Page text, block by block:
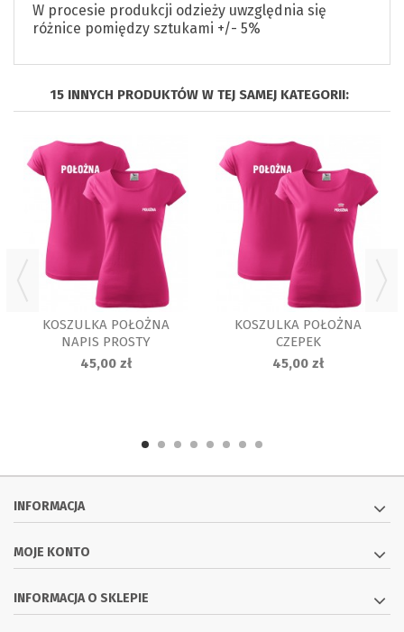
W procesie produkcji odzieży uwzględnia się
różnice pomiędzy sztukami +/- 5%
15 INNYCH PRODUKTÓW W TEJ SAMEJ KATEGORII:
KOSZULKA POŁOŻNA
NAPIS PROSTY
45,00 zł
KOSZULKA POŁOŻNA
CZEPEK
45,00 zł
INFORMACJA
MOJE KONTO
INFORMACJA O SKLEPIE